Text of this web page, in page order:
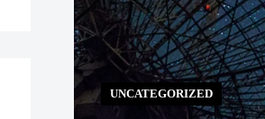
UNCATEGORIZED